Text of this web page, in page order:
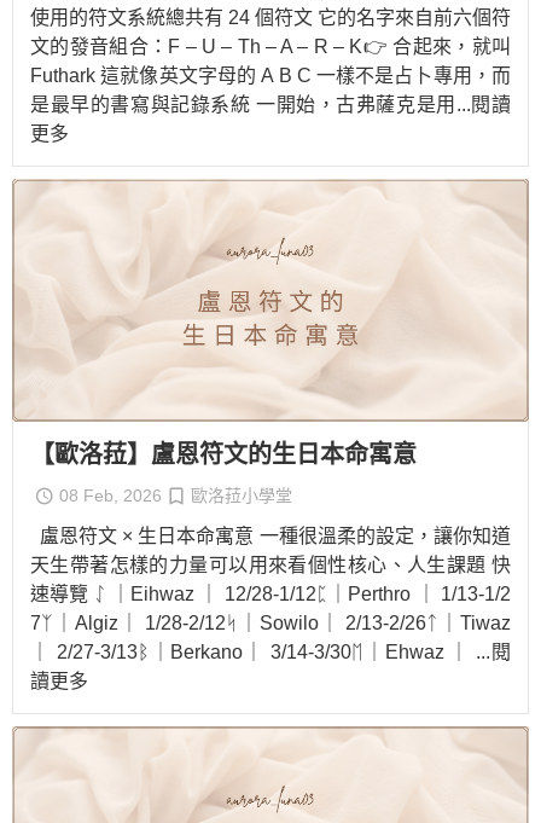
使用的符文系統總共有 24 個符文 它的名字來自前六個符
文的發音組合：F – U – Th – A – R – K👉 合起來，就叫
Futhark 這就像英文字母的 A B C 一樣不是占卜專用，而
是最早的書寫與記錄系統 一開始，古弗薩克是用 ...閱讀
更多
【歐洛菈】盧恩符文的生日本命寓意
08 Feb, 2026 歐洛菈小學堂
盧恩符文 × 生日本命寓意 一種很溫柔的設定，讓你知道
天生帶著怎樣的力量可以用來看個性核心、人生課題 快
速導覽 ᛇ ｜Eihwaz ｜ 12/28-1/12ᛈ｜Perthro ｜ 1/13-1/2
7ᛉ｜Algiz｜ 1/28-2/12ᛋ｜Sowilo｜ 2/13-2/26ᛏ｜Tiwaz
｜ 2/27-3/13ᛒ｜Berkano｜ 3/14-3/30ᛖ｜Ehwaz ｜ ...閱
讀更多